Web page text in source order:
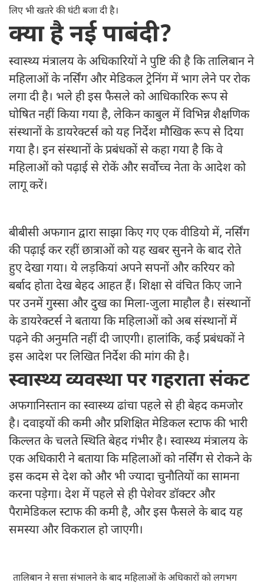
लिए भी खतरे की घंटी बजा दी है।
क्या है नई पाबंदी?
स्वास्थ्य मंत्रालय के अधिकारियों ने पुष्टि की है कि तालिबान ने
महिलाओं के नर्सिंग और मेडिकल ट्रेनिंग में भाग लेने पर रोक
लगा दी है। भले ही इस फैसले को आधिकारिक रूप से
घोषित नहीं किया गया है, लेकिन काबुल में विभिन्न शैक्षणिक
संस्थानों के डायरेक्टर्स को यह निर्देश मौखिक रूप से दिया
गया है। इन संस्थानों के प्रबंधकों से कहा गया है कि वे
महिलाओं को पढ़ाई से रोकें और सर्वोच्च नेता के आदेश को
लागू करें।
बीबीसी अफगान द्वारा साझा किए गए एक वीडियो में, नर्सिंग
की पढ़ाई कर रहीं छात्राओं को यह खबर सुनने के बाद रोते
हुए देखा गया। ये लड़कियां अपने सपनों और करियर को
बर्बाद होता देख बेहद आहत हैं। शिक्षा से वंचित किए जाने
पर उनमें गुस्सा और दुख का मिला-जुला माहौल है। संस्थानों
के डायरेक्टर्स ने बताया कि महिलाओं को अब संस्थानों में
पढ़ने की अनुमति नहीं दी जाएगी। हालांकि, कई प्रबंधकों ने
इस आदेश पर लिखित निर्देश की मांग की है।
स्वास्थ्य व्यवस्था पर गहराता संकट
अफगानिस्तान का स्वास्थ्य ढांचा पहले से ही बेहद कमजोर
है। दवाइयों की कमी और प्रशिक्षित मेडिकल स्टाफ की भारी
किल्लत के चलते स्थिति बेहद गंभीर है। स्वास्थ्य मंत्रालय के
एक अधिकारी ने बताया कि महिलाओं को नर्सिंग से रोकने के
इस कदम से देश को और भी ज्यादा चुनौतियों का सामना
करना पड़ेगा। देश में पहले से ही पेशेवर डॉक्टर और
पैरामेडिकल स्टाफ की कमी है, और इस फैसले के बाद यह
समस्या और विकराल हो जाएगी।
तालिबान ने सत्ता संभालने के बाद महिलाओं के अधिकारों को लगभग